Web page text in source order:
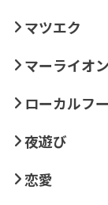
マツエク
マーライオ
ローカルフ
夜遊び
恋愛